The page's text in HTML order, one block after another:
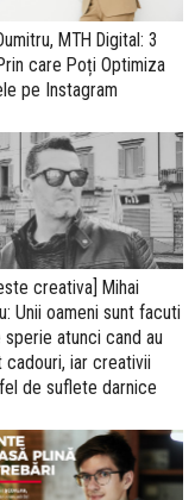
MTH Digital: 3
care Poți Optimiza
pe Instagram
creativa] Mihai
Unii oameni sunt facuti
sperie atunci cand au
cadouri, iar creativii
de suflete darnice